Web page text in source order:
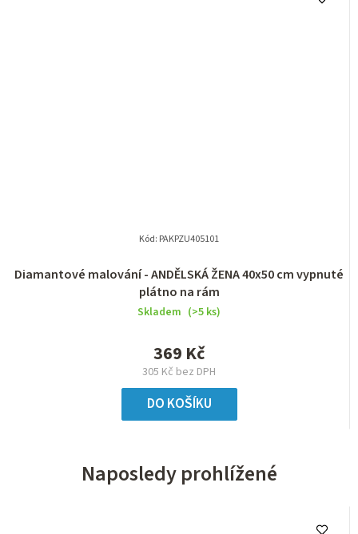
Diamantové malování - ANDĚLSKÁ ŽENA 40x50 cm vypnuté
plátno na rám
Skladem (>5 ks)
305 Kč bez DPH
369 Kč
DO KOŠÍKU
Kód: PAKPZU405101
Naposledy prohlížené